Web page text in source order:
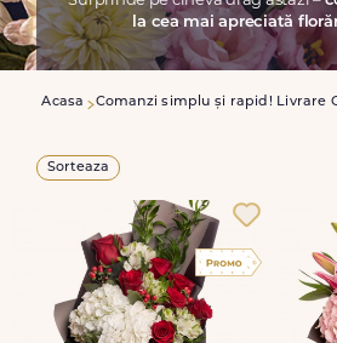
la cea mai apreciată
Acasa Comanzi simplu și rapid! Livrare
Sorteaza